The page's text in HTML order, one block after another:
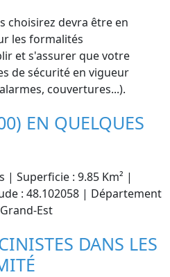
choisirez devra être en
les formalités
et s'assurer que votre
de sécurité en vigueur
couvertures...).
EN QUELQUES
| Superficie : 9.85 Km² |
: 48.102058 | Département
Est
DANS LES